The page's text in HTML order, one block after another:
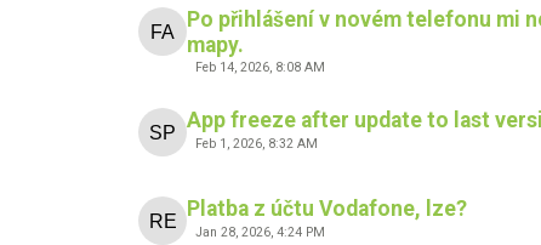
Po přihlášení v novém telefonu mi
mapy.
Feb 14, 2026, 8:08 AM
App freeze after update to last
Feb 1, 2026, 8:32 AM
Platba z účtu Vodafone, lze?
Jan 28, 2026, 4:24 PM